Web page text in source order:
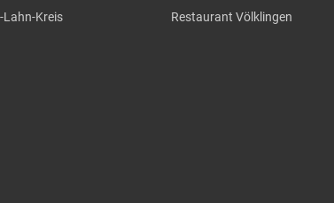
Lahn-Kreis
Restaurant Völklingen